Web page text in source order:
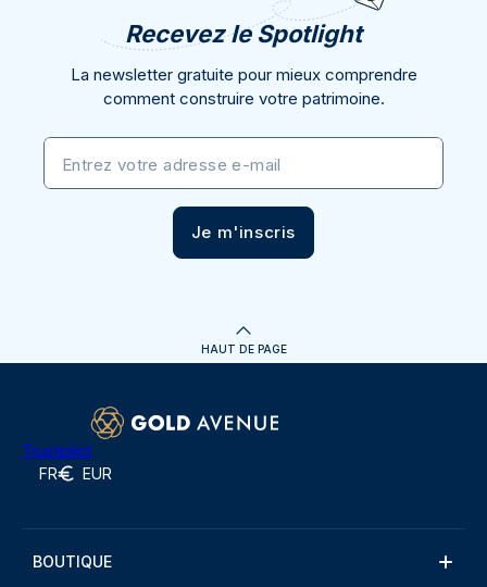
Recevez le Spotlight
La newsletter gratuite pour mieux comprendre
comment construire votre patrimoine.
Entrez votre adresse e-mail
Je m'inscris
HAUT DE PAGE
Trustpilot
FR EUR
BOUTIQUE